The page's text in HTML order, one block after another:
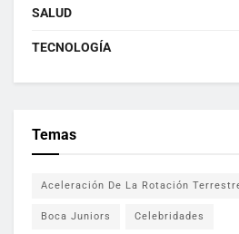
SALUD
TECNOLOGÍA
Temas
Aceleración De La Rotación
Boca Juniors Celebridades